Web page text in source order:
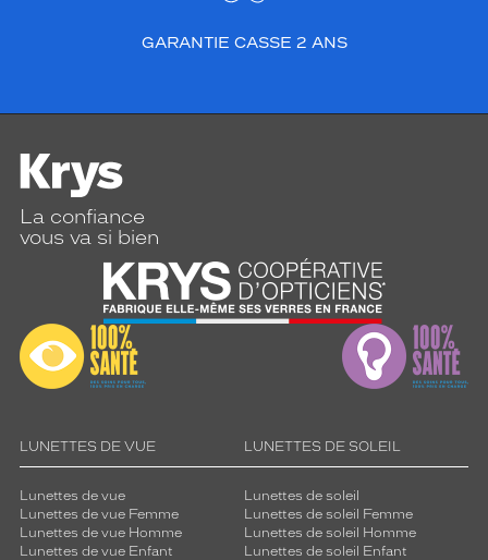
GARANTIE CASSE 2 ANS
La confiance
vous va si bien
LUNETTES DE VUE
Lunettes de vue
Lunettes de vue Femme
Lunettes de vue Homme
Lunettes de vue Enfant
LUNETTES DE SOLEIL
Lunettes de soleil
Lunettes de soleil Femme
Lunettes de soleil Homme
Lunettes de soleil Enfant